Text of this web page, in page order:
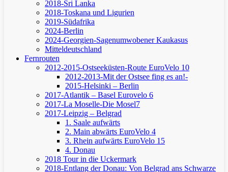
2018-Sri Lanka
2018-Toskana und Ligurien
2019-Südafrika
2024-Berlin
2024-Georgien-Sagenumwobener Kaukasus
Mitteldeutschland
Fernrouten
2012-2015-Ostseeküsten-Route EuroVelo 10
2012-2013-Mit der Ostsee fing es an!-
2015-Helsinki – Berlin
2017-Atlantik – Basel Eurovelo 6
2017-La Moselle-Die Mosel7
2017-Leipzig – Belgrad
1. Saale aufwärts
2. Main abwärts EuroVelo 4
3. Rhein aufwärts EuroVelo 15
4. Donau
2018 Tour in die Uckermark
2018-Entlang der Donau: Von Belgrad ans Schwarze